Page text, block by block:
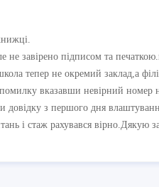
не завірено підписом та
тепер не окремий заклад,а
вказавши невірний номер
довідку з першого дня
і стаж рахувався вірно.Дякую